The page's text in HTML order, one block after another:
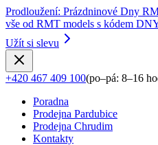
Prodloužení: Prázdninové Dny
vše od RMT models s kódem
Užít si slevu
+420 467 409 100(po–pá: 8–16
Poradna
Prodejna Pardubice
Prodejna Chrudim
Kontakty